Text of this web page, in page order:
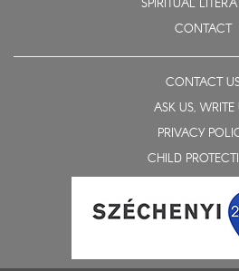
SPIRITUAL
CONTACT
CONTACT
ASK US, WRITE
PRIVACY
CHILD